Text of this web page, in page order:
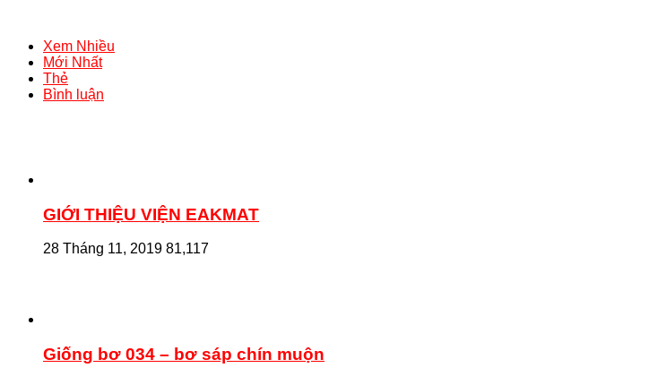
Xem Nhiều
Mới Nhất
Thẻ
Bình luận
GIỚI THIỆU VIỆN EAKMAT
28 Tháng 11, 2019 81,117
Giống bơ 034 – bơ sáp chín muộn